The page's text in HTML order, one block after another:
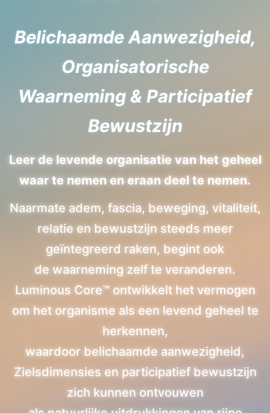
Belichaamde Aanwezigheid,
Organisatorische
Waarneming & Participatief
Bewustzijn
Leer de levende organisatie van het geheel
waar te nemen en eraan deel te nemen.
Naarmate adem, fascia, beweging, vitaliteit,
relatie en bewustzijn steeds meer
geïntegreerd raken, begint ook
de waarneming zelf te veranderen.
Luminous Core™ ontwikkelt het vermogen
om het organisme als een levend geheel te
herkennen,
waardoor belichaamde aanwezigheid,
Zielsdimensies en participatief bewustzijn
zich kunnen ontvouwen